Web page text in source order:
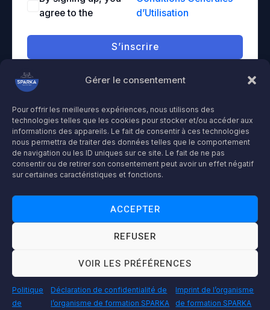
Gérer le consentement
Pour offrir les meilleures expériences, nous utilisons des
technologies telles que les cookies pour stocker et/ou accéder aux
informations des appareils. Le fait de consentir à ces technologies
nous permettra de traiter des données telles que le comportement
de navigation ou les ID uniques sur ce site. Le fait de ne pas
consentir ou de retirer son consentement peut avoir un effet négatif
sur certaines caractéristiques et fonctions.
ACCEPTER
REFUSER
VOIR LES PRÉFÉRENCES
Politique
de
Déclaration de confidentialité de
l’organisme de formation SPARKA
Imprint de l’organisme
de formation SPARKA
agree to the
d’Utilisation
S’inscrire
Already have an account?Se connecter
Droit d'auteur © 2026 plateforme-formation-sparka
Accessibilité : partiellement conforme
Déclaration de confidentialité et de protection de données
"Espace Audit & Conformité"
"Accédez à votre espace dédié pour vos contrôles et audits en toute transparence."
AUDITEUR